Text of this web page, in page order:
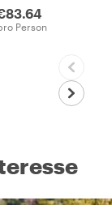
Person